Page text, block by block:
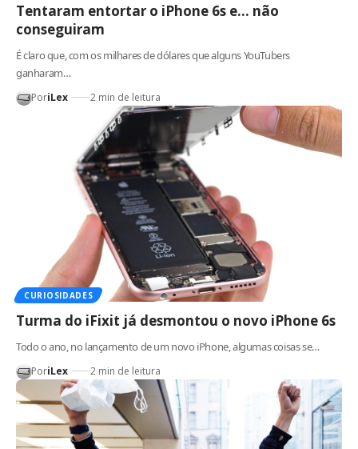
Tentaram entortar o iPhone 6s e… não
conseguiram
É claro que, com os milhares de dólares que alguns YouTubers
ganharam…
PoriLex 2 min de leitura
CURIOSIDADES
Turma do iFixit já desmontou o novo iPhone 6s
Todo o ano, no lançamento de um novo iPhone, algumas coisas se…
PoriLex 2 min de leitura